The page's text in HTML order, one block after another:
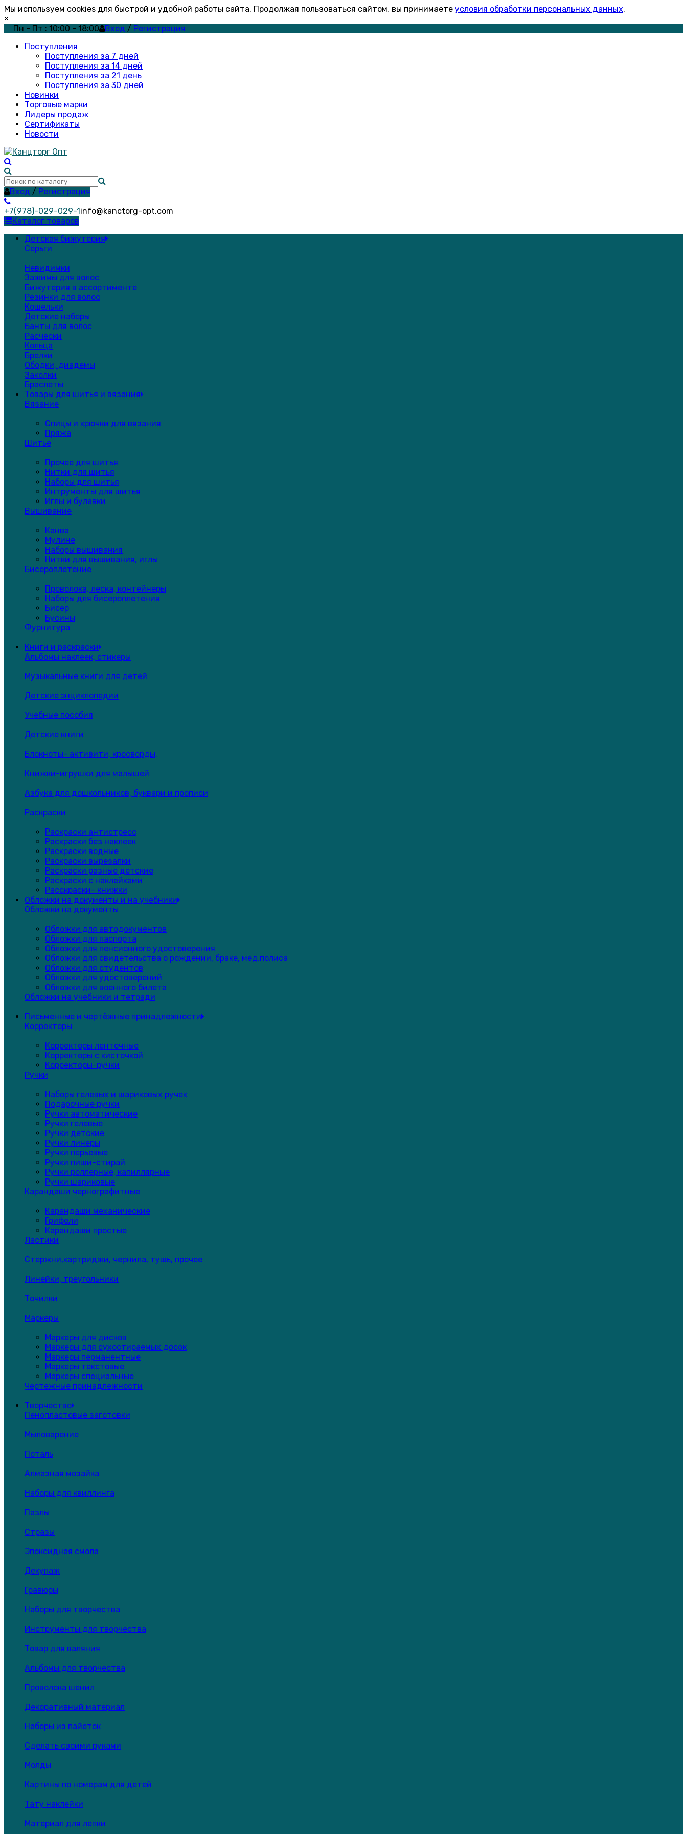
Мы используем cookies для быстрой и удобной работы сайта. Продолжая пользоваться сайтом, вы принимаете условия обработки персональных данных.
×
Пн - Пт : 10:00 - 18:00
Вход / Регистрация
Поступления
Поступления за 7 дней
Поступления за 14 дней
Поступления за 21 день
Поступления за 30 дней
Новинки
Торговые марки
Лидеры продаж
Сертификаты
Новости
Вход / Регистрация
+7(978)-029-029-1info@kanctorg-opt.com
Каталог товаров
Детская бижутерия
Серьги
Невидимки
Зажимы для волос
Бижутерия в ассортименте
Резинки для волос
Кошельки
Детские наборы
Банты для волос
Расчёски
Кольца
Брелки
Ободки, диадемы
Заколки
Браслеты
Товары для шитья и вязания
Вязание
Спицы и крючки для вязания
Пряжа
Шитье
Прочее для шитья
Нитки для шитья
Наборы для шитья
Интрументы для шитья
Иглы и булавки
Вышивание
Канва
Мулине
Наборы вышивания
Нитки для вышивания, иглы
Бисероплетение
Проволока, леска, контейнеры
Наборы для бисероплетения
Бисер
Бусины
Фурнитура
Книги и раскраски
Альбомы наклеек, стикеры
Музыкальные книги для детей
Детские энциклопедии
Учебные пособия
Детские книги
Блокноты- активити, кросворды,
Книжки-игрушки для малышей
Азбука для дошкольников, буквари и прописи
Раскраски
Раскраски антистресс
Раскраски без наклеек
Раскраски водные
Раскраски вырезалки
Раскраски разные детские
Раскраски с наклейками
Расскраски- книжки
Обложки на документы и на учебники
Обложки на документы
Обложки для автодокументов
Обложки для паспорта
Обложки для пенсионного удостоверения
Обложки для свидетельства о рождении, браке, мед.полиса
Обложки для студентов
Обложки для удостоверений
Обложки для военного билета
Обложки на учебники и тетради
Письменные и чертёжные принадлежности
Корректоры
Корректоры ленточные
Корректоры с кисточкой
Корректоры-ручки
Ручки
Наборы гелевых и шариковых ручек
Подарочные ручки
Ручки автоматические
Ручки гелевые
Ручки детские
Ручки линеры
Ручки перьевые
Ручки пиши-стирай
Ручки роллерные, капиллярные
Ручки шариковые
Карандаши чернографитные
Карандаши механические
Грифели
Карандаши простые
Ластики
Стержни,картриджи, чернила, тушь, прочее
Линейки, треугольники
Точилки
Маркеры
Маркеры для дисков
Маркеры для сухостираемых досок
Маркеры перманентные
Маркеры текстовые
Маркеры специальные
Чертежные принадлежности
Творчество
Пенопластовые заготовки
Мыловарение
Поталь
Алмазная мозайка
Наборы для квиллинга
Пазлы
Стразы
Эпоксидная смола
Декупаж
Гравюры
Наборы для творчества
Инструменты для творчества
Товар для валяния
Альбомы для творчества
Проволока шенил
Декоративный материал
Наборы из пайеток
Сделать своими руками
Молды
Картины по номерам для детей
Тату наклейки
Материал для лепки